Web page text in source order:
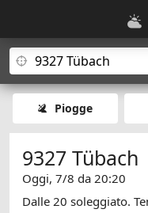
Piogge
9327 Tübach
Oggi, 7/8 da 20:20
Dalle 20 soleggiato.